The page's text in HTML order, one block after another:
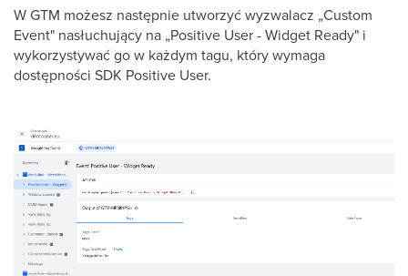
W GTM możesz następnie utworzyć wyzwalacz „Custom
Event" nasłuchujący na „Positive User - Widget Ready" i
wykorzystywać go w każdym tagu, który wymaga
dostępności SDK Positive User.